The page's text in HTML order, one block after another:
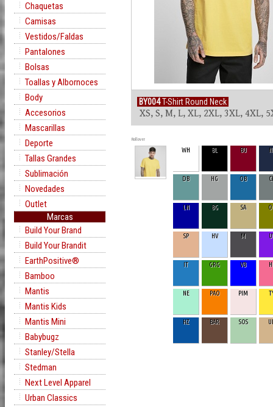
Chaquetas
Camisas
Vestidos/Faldas
Pantalones
Bolsas
Toallas y Albornoces
Body
Accesorios
Mascarillas
Deporte
Tallas Grandes
Sublimación
Novedades
Outlet
Marcas
Build Your Brand
Build Your Brandit
EarthPositive®
Bamboo
Mantis
Mantis Kids
Mantis Mini
Babybugz
Stanley/Stella
Stedman
Next Level Apparel
Urban Classics
BY004T-Shirt Round Neck
XS, S, M, L, XL, 2XL, 3XL, 4XL,
Rollover
WH BL BU
DB HG OB
LN BG SA
SP HV M
IT GRG VB
NE PAO PIM
HZ BAR SOS